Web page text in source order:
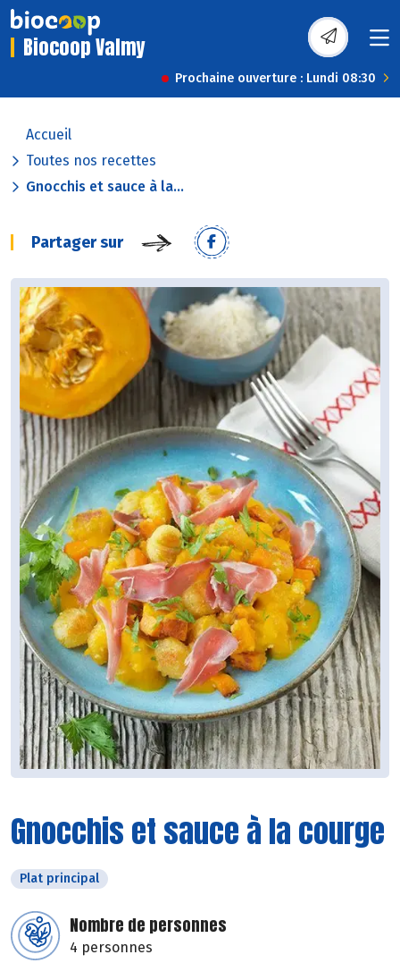
Biocoop Valmy
Prochaine ouverture : Lundi 08:30
Accueil
Toutes nos recettes
Gnocchis et sauce à la...
Partager sur
Gnocchis et sauce à la courge
Plat principal
Nombre de personnes
4 personnes